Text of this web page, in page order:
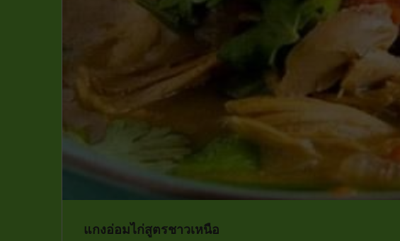
แกงอ่อมไก่สูตรชาวเหนือ